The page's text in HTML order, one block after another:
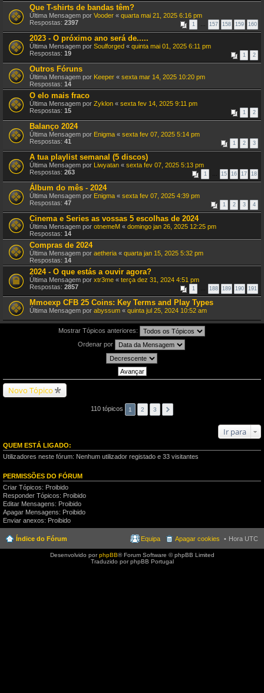
Que T-shirts de bandas têm?
Última Mensagem por Vooder « quarta mai 21, 2025 6:16 pm
Respostas: 2397 1 … 157 158 159 160
2023 - O próximo ano será de.....
Última Mensagem por Soulforged « quinta mai 01, 2025 6:11 pm
Respostas: 19 1 2
Outros Fóruns
Última Mensagem por Keeper « sexta mar 14, 2025 10:20 pm
Respostas: 14
O elo mais fraco
Última Mensagem por Zyklon « sexta fev 14, 2025 9:11 pm
Respostas: 15 1 2
Balanço 2024
Última Mensagem por Enigma « sexta fev 07, 2025 5:14 pm
Respostas: 41 1 2 3
A tua playlist semanal (5 discos)
Última Mensagem por Liwyatan « sexta fev 07, 2025 5:13 pm
Respostas: 263 1 … 15 16 17 18
Álbum do mês - 2024
Última Mensagem por Enigma « sexta fev 07, 2025 4:39 pm
Respostas: 47 1 2 3 4
Cinema e Series as vossas 5 escolhas de 2024
Última Mensagem por otnemeM « domingo jan 26, 2025 12:25 pm
Respostas: 14
Compras de 2024
Última Mensagem por aetheria « quarta jan 15, 2025 5:32 pm
Respostas: 14
2024 - O que estás a ouvir agora?
Última Mensagem por xtr3me « terça dez 31, 2024 4:51 pm
Respostas: 2857 1 … 188 189 190 191
Mmoexp CFB 25 Coins: Key Terms and Play Types
Última Mensagem por abyssum « quinta jul 25, 2024 10:52 am
Mostrar Tópicos anteriores:
Ordenar por
Novo Tópico
110 tópicos 1 2 3
Ir para
QUEM ESTÁ LIGADO:
Utilizadores neste fórum: Nenhum utilizador registado e 33 visitantes
PERMISSÕES DO FÓRUM
Criar Tópicos: Proibido
Responder Tópicos: Proibido
Editar Mensagens: Proibido
Apagar Mensagens: Proibido
Enviar anexos: Proibido
Índice do Fórum Hora UTC
Apagar cookies
Equipa
Desenvolvido porphpBB® Forum Software © phpBB Limited
Traduzido por phpBB Portugal